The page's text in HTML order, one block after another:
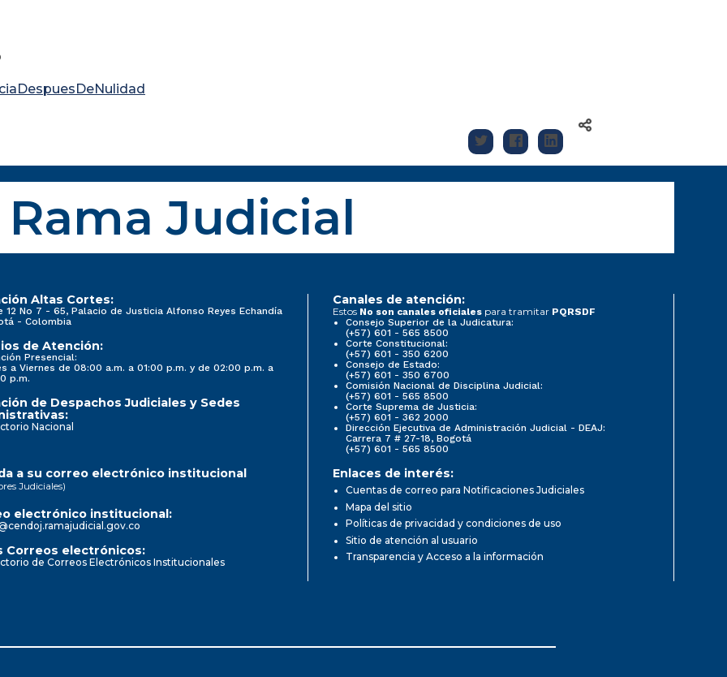
Rama Judicial
Altas Cortes:
12 No 7 - 65, Palacio de Justicia Alfonso Reyes Echandía
- Colombia
de Atención:
Presencial:
a Viernes de 08:00 a.m. a 01:00 p.m. y de 02:00 p.m. a
p.m.
de Despachos Judiciales y Sedes
Nacional
Canales de atención:
Estos No son canales oficiales para tramitar PQRSDF
Consejo Superior de la Judicatura:
(+57) 601 - 565 8500
Corte Constitucional:
(+57) 601 - 350 6200
Consejo de Estado:
(+57) 601 - 350 6700
Comisión Nacional de Disciplina Judicial:
(+57) 601 - 565 8500
Corte Suprema de Justicia:
(+57) 601 - 362 2000
Dirección Ejecutiva de Administración Judicial - DEAJ:
Carrera 7 # 27-18, Bogotá
(+57) 601 - 565 8500
a su correo electrónico institucional
Judiciales)
electrónico institucional:
Correos electrónicos:
de Correos Electrónicos Institucionales
Enlaces de interés:
Cuentas de correo para Notificaciones Judiciales
Mapa del sitio
Políticas de privacidad y condiciones de uso
Sitio de atención al usuario
Transparencia y Acceso a la información